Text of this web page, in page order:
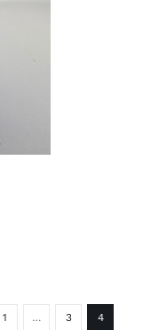
1 … 3 4